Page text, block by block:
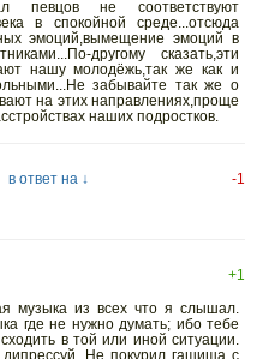
певцов не соответствуют
в спокойной среде...отсюда
эмоций,вымещение эмоций в
другому сказать,эти
нашу молодёжь,так же как и
забывайте так же о
на этих направлениях,проще
наших подростков.
в ответ на ↓
-1
+1
музыка из всех что я слышал.
где не нужно думать; ибо тебе
в той или иной ситуации.